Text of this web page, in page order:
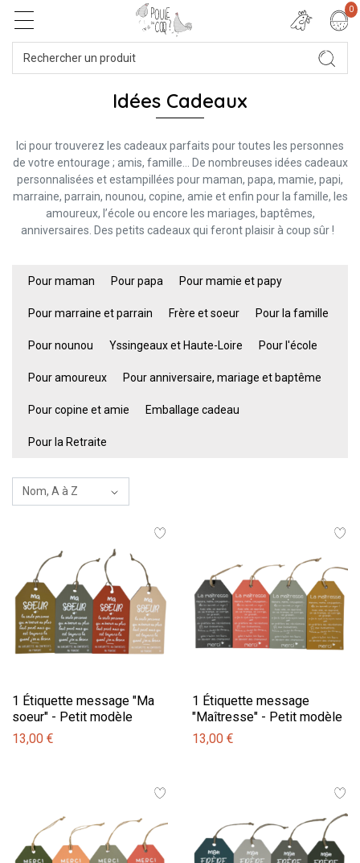
0
Idées Cadeaux
Ici pour trouverez les cadeaux parfaits pour toutes les personnes
de votre entourage ; amis, famille… De nombreuses idées cadeaux
personnalisées et estampillées pour maman, papa, mamie, papi,
marraine, parrain, nounou, copine, amie et enfin pour la famille, les
amoureux, l’école ou encore les mariages, baptêmes,
anniversaires. Des petits cadeaux qui feront plaisir à coup sûr !
Pour maman Pour papa Pour mamie et papy
Pour marraine et parrain Frère et soeur Pour la famille
Pour nounou Yssingeaux et Haute-Loire Pour l'école
Pour amoureux Pour anniversaire, mariage et baptême
Pour copine et amie Emballage cadeau
Pour la Retraite
1 Étiquette message "Ma
soeur" - Petit modèle
13,00 €
1 Étiquette message
"Maîtresse" - Petit modèle
13,00 €